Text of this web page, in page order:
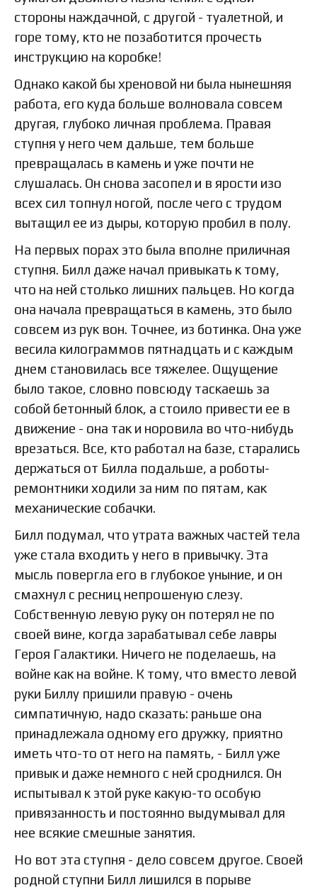
стороны наждачной, с другой - туалетной, и
горе тому, кто не позаботится прочесть
инструкцию на коробке!
Однако какой бы хреновой ни была нынешняя
работа, его куда больше волновала совсем
другая, глубоко личная проблема. Правая
ступня у него чем дальше, тем больше
превращалась в камень и уже почти не
слушалась. Он снова засопел и в ярости изо
всех сил топнул ногой, после чего с трудом
вытащил ее из дыры, которую пробил в полу.
На первых порах это была вполне приличная
ступня. Билл даже начал привыкать к тому,
что на ней столько лишних пальцев. Но когда
она начала превращаться в камень, это было
совсем из рук вон. Точнее, из ботинка. Она уже
весила килограммов пятнадцать и с каждым
днем становилась все тяжелее. Ощущение
было такое, словно повсюду таскаешь за
собой бетонный блок, а стоило привести ее в
движение - она так и норовила во что-нибудь
врезаться. Все, кто работал на базе, старались
держаться от Билла подальше, а роботы-
ремонтники ходили за ним по пятам, как
механические собачки.
Билл подумал, что утрата важных частей тела
уже стала входить у него в привычку. Эта
мысль повергла его в глубокое уныние, и он
смахнул с ресниц непрошеную слезу.
Собственную левую руку он потерял не по
своей вине, когда зарабатывал себе лавры
Героя Галактики. Ничего не поделаешь, на
войне как на войне. К тому, что вместо левой
руки Биллу пришили правую - очень
симпатичную, надо сказать: раньше она
принадлежала одному его дружку, приятно
иметь что-то от него на память, - Билл уже
привык и даже немного с ней сроднился. Он
испытывал к этой руке какую-то особую
привязанность и постоянно выдумывал для
нее всякие смешные занятия.
Но вот эта ступня - дело совсем другое. Своей
родной ступни Билл лишился в порыве